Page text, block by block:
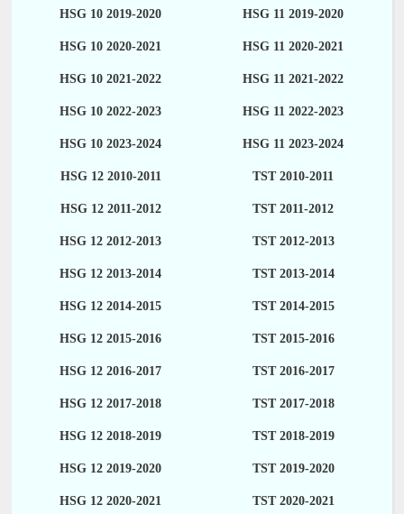
HSG 10 2019-2020 HSG 11 2019-2020
HSG 10 2020-2021 HSG 11 2020-2021
HSG 10 2021-2022 HSG 11 2021-2022
HSG 10 2022-2023 HSG 11 2022-2023
HSG 10 2023-2024 HSG 11 2023-2024
HSG 12 2010-2011 TST 2010-2011
HSG 12 2011-2012 TST 2011-2012
HSG 12 2012-2013 TST 2012-2013
HSG 12 2013-2014 TST 2013-2014
HSG 12 2014-2015 TST 2014-2015
HSG 12 2015-2016 TST 2015-2016
HSG 12 2016-2017 TST 2016-2017
HSG 12 2017-2018 TST 2017-2018
HSG 12 2018-2019 TST 2018-2019
HSG 12 2019-2020 TST 2019-2020
HSG 12 2020-2021 TST 2020-2021